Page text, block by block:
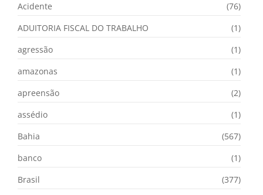
Acidente
(76)
ADUITORIA FISCAL DO TRABALHO
(1)
agressão
(1)
amazonas
(1)
apreensão
(2)
assédio
(1)
Bahia
(567)
banco
(1)
Brasil
(377)